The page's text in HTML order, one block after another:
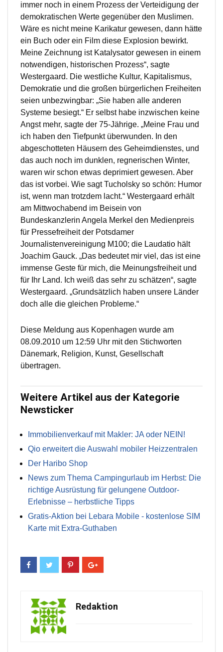
immer noch in einem Prozess der Verteidigung der
demokratischen Werte gegenüber den Muslimen.
Wäre es nicht meine Karikatur gewesen, dann hätte
ein Buch oder ein Film diese Explosion bewirkt.
Meine Zeichnung ist Katalysator gewesen in einem
notwendigen, historischen Prozess“, sagte
Westergaard. Die westliche Kultur, Kapitalismus,
Demokratie und die großen bürgerlichen Freiheiten
seien unbezwingbar: „Sie haben alle anderen
Systeme besiegt.“ Er selbst habe inzwischen keine
Angst mehr, sagte der 75-Jährige. „Meine Frau und
ich haben den Tiefpunkt überwunden. In den
abgeschotteten Häusern des Geheimdienstes, und
das auch noch im dunklen, regnerischen Winter,
waren wir schon etwas deprimiert gewesen. Aber
das ist vorbei. Wie sagt Tucholsky so schön: Humor
ist, wenn man trotzdem lacht.“ Westergaard erhält
am Mittwochabend im Beisein von
Bundeskanzlerin Angela Merkel den Medienpreis
für Pressefreiheit der Potsdamer
Journalistenvereinigung M100; die Laudatio hält
Joachim Gauck. „Das bedeutet mir viel, das ist eine
immense Geste für mich, die Meinungsfreiheit und
für Ihr Land. Ich weiß das sehr zu schätzen“, sagte
Westergaard. „Grundsätzlich haben unsere Länder
doch alle die gleichen Probleme.“
Diese Meldung aus Kopenhagen wurde am
08.09.2010 um 12:59 Uhr mit den Stichworten
Dänemark, Religion, Kunst, Gesellschaft
übertragen.
Weitere Artikel aus der Kategorie
Newsticker
Immobilienverkauf mit Makler: JA oder NEIN!
Qio erweitert die Auswahl mobiler Heizzentralen
Der Haribo Shop
News zum Thema Campingurlaub im Herbst: Die
richtige Ausrüstung für gelungene Outdoor-
Erlebnisse – herbstliche Tipps
Gratis-Aktion bei Lebara Mobile - kostenlose SIM
Karte mit Extra-Guthaben
Redaktion